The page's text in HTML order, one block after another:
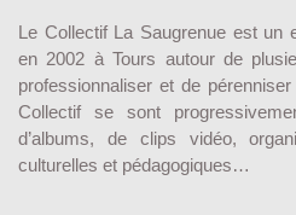
Le Collectif La Saugrenue est un
en 2002 à Tours autour de
professionnaliser et de
Collectif se sont
d’albums, de clips vidéo,
culturelles et pédagogiques…